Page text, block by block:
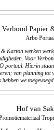
Verbond Papier
Arbo
Karton werken
Voor
portaal. Hierin
van planning
we
Hof van